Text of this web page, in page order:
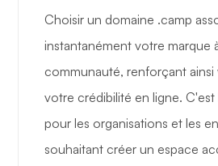
Choisir un domaine .camp
instantanément votre marque
communauté, renforçant
votre crédibilité en ligne. C'est
pour les organisations et les
souhaitant créer un espace